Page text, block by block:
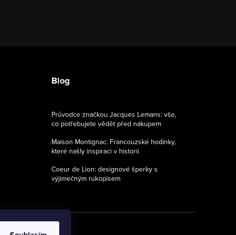
Blog
Průvodce značkou Jacques Lemans: vše,
co potřebujete vědět před nákupem
Maison Montignac: Francouzské hodinky,
které našly inspiraci v historii
Coeur de Lion: designové šperky s
výjimečným rukopisem